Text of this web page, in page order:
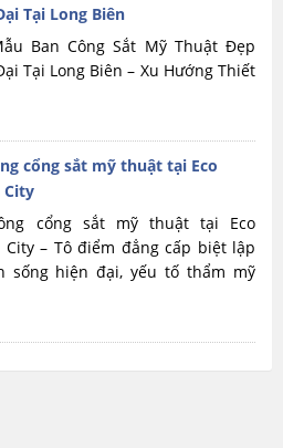
Tại Long Biên
Ban Công Sắt Mỹ Thuật Đẹp
Tại Long Biên – Xu Hướng Thiết
cổng sắt mỹ thuật tại Eco
City
cổng sắt mỹ thuật tại Eco
City – Tô điểm đẳng cấp biệt lập
sống hiện đại, yếu tố thẩm mỹ